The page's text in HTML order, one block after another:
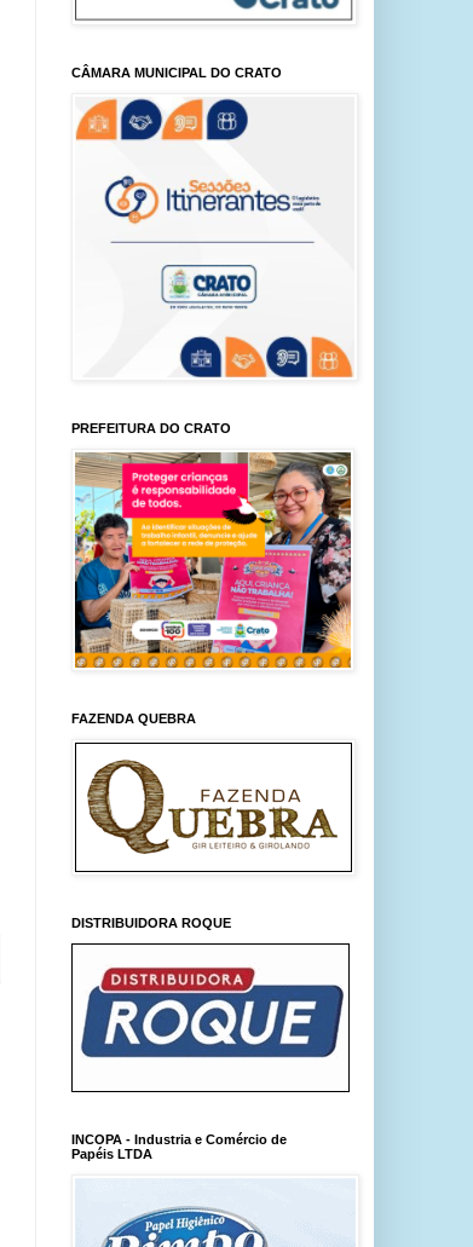
CÂMARA MUNICIPAL DO CRATO
PREFEITURA DO CRATO
FAZENDA QUEBRA
DISTRIBUIDORA ROQUE
INCOPA - Industria e Comércio de
Papéis LTDA